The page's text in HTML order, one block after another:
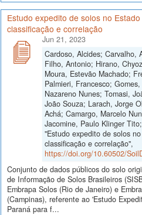
Estudo expedito de solos no
classificação e correlação
Jun 21, 2023
Cardoso, Alcides; Carvalho,
Filho, Antonio; Hirano,
Moura, Estevão Machado;
Palmieri, Francesco;
Nazareno Nunes; Tomasi,
João Souza; Larach, Jorge
Achá; Camargo, Marcelo
Jacomine, Paulo Klinger
"Estudo expedito de solos
classificação e correlação",
https://doi.org/10.60502/
Conjunto de dados públicos do solo
de Informação de Solos Brasileiros
Embrapa Solos (Rio de Janeiro) e
(Campinas), referente ao 'Estudo
Paraná para f...